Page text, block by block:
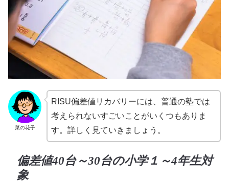
菜の花子
RISU偏差値リカバリーには、普通の塾では
考えられないすごいことがいくつもありま
す。詳しく見ていきましょう。
偏差値40台～30台の小学１～4年生対
象